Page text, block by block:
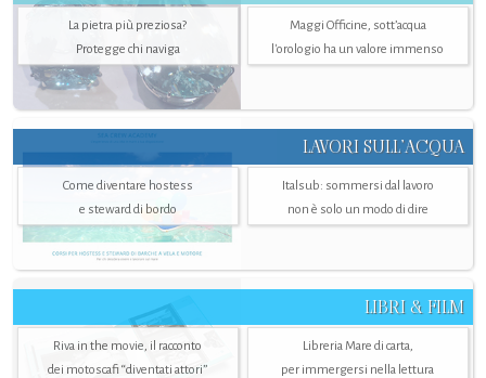
La pietra più preziosa?
Protegge chi naviga
Maggi Officine, sott’acqua
l'orologio ha un valore immenso
LAVORI SULL’ACQUA
Come diventare hostess
e steward di bordo
Italsub: sommersi dal lavoro
non è solo un modo di dire
LIBRI & FILM
Riva in the movie, il racconto
dei motoscafi “diventati attori”
Libreria Mare di carta,
per immergersi nella lettura